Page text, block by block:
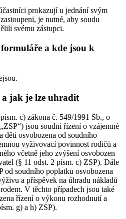
prokazují u jednání svým
je nutné, aby soudu
svému zástupci.
a kde jsou k
jak je lze uhradit
c) zákona č. 549/1991 Sb., o
jsou soudní řízení o vzájemné
osvobozena od soudního
vyživovací povinnost rodičů a
včetně jeho zvýšení osvobozen
(§ 11 odst. 2 písm. c) ZSP). Dále
od soudního poplatku osvobozena
a příspěvek na úhradu nákladů
V těchto případech jsou také
řízení o výkonu rozhodnutí a
g) a h) ZSP).